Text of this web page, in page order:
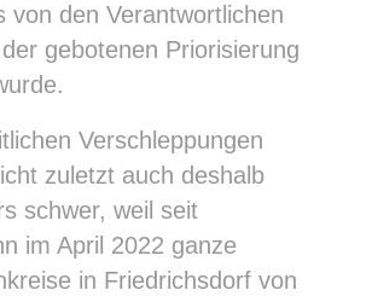
von den Verantwortlichen
gebotenen Priorisierung
Verschleppungen
zuletzt auch deshalb
schwer, weil seit
im April 2022 ganze
in Friedrichsdorf von